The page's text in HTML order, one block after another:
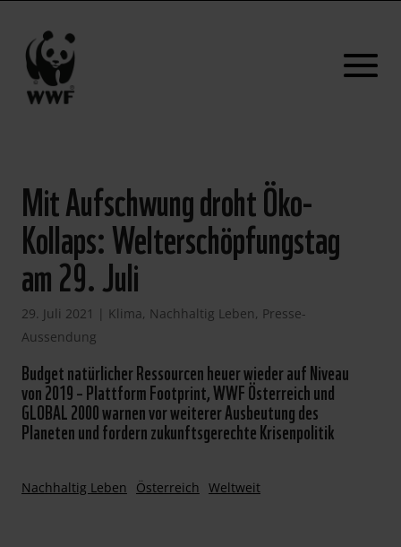
Mit Aufschwung droht Öko-
Kollaps: Welterschöpfungstag
am 29. Juli
29. Juli 2021 | Klima, Nachhaltig Leben, Presse-
Aussendung
Budget natürlicher Ressourcen heuer wieder auf Niveau
von 2019 – Plattform Footprint, WWF Österreich und
GLOBAL 2000 warnen vor weiterer Ausbeutung des
Planeten und fordern zukunftsgerechte Krisenpolitik
Nachhaltig Leben Österreich Weltweit